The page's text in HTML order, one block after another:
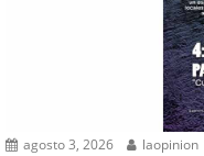
agosto 3, 2026 laopinion